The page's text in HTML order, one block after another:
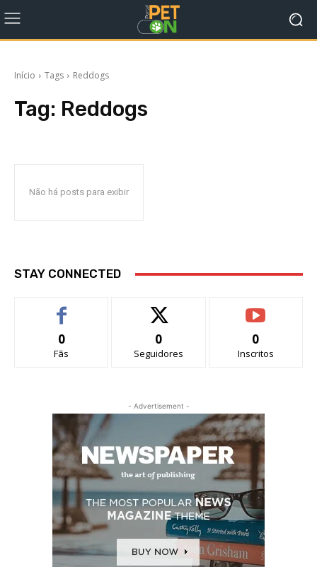
Início Tags Reddogs
Tag: Reddogs
Não há posts para exibir
STAY CONNECTED
0
Fãs
0
Seguidores
0
Inscritos
- Advertisement -